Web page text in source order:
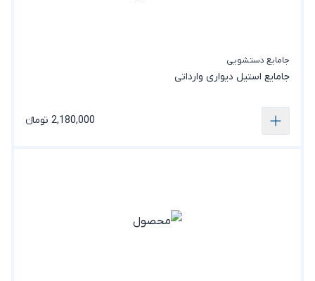
جامایع دستشویی
جامایع استیل دیواری وارداتی
2,180,000 تومانء